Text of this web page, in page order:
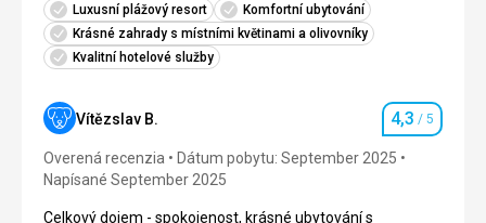
Luxusní plážový resort
Komfortní ubytování
Krásné zahrady s místními květinami a olivovníky
Kvalitní hotelové služby
Vítězslav B. Hodnotenie
4,3 / 5
Overená recenzia
Dátum pobytu: September 2025
Napísané September 2025
Celkový dojem - spokojenost, krásné ubytování s